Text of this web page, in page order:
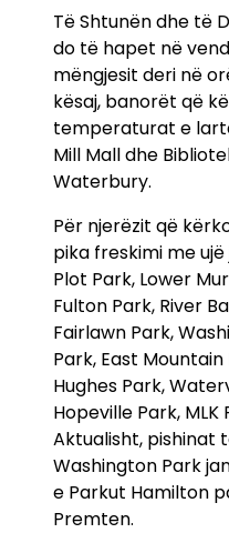
Të Shtunën dhe të
do të hapet në
mëngjesit deri në
kësaj, banorët që
temperaturat e
Mill Mall dhe
Waterbury.
Për njerëzit që
pika freskimi me
Plot Park, Lower
Fulton Park, River
Fairlawn Park,
Park, East
Hughes Park,
Hopeville Park, MLK
Aktualisht, pishinat
Washington Park
e Parkut Hamilton
Premten.